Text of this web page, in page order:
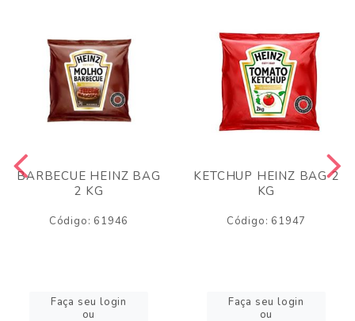
BARBECUE HEINZ BAG
2 KG
Código: 61946
Faça seu login
ou
KETCHUP HEINZ BAG 2
KG
Código: 61947
Faça seu login
ou